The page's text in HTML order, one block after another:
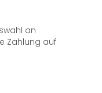
an
Zahlung auf